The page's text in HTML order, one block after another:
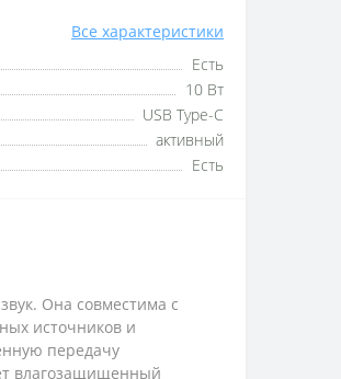
Все характеристики
Есть
10 Вт
USB Type-C
активный
Есть
Она совместима с
источников и
передачу
влагозащищенный